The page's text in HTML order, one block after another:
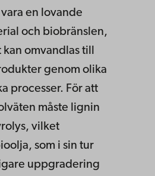
en lovande
och biobränslen,
omvandlas till
genom olika
processer. För att
måste lignin
vilket
som i sin tur
uppgradering